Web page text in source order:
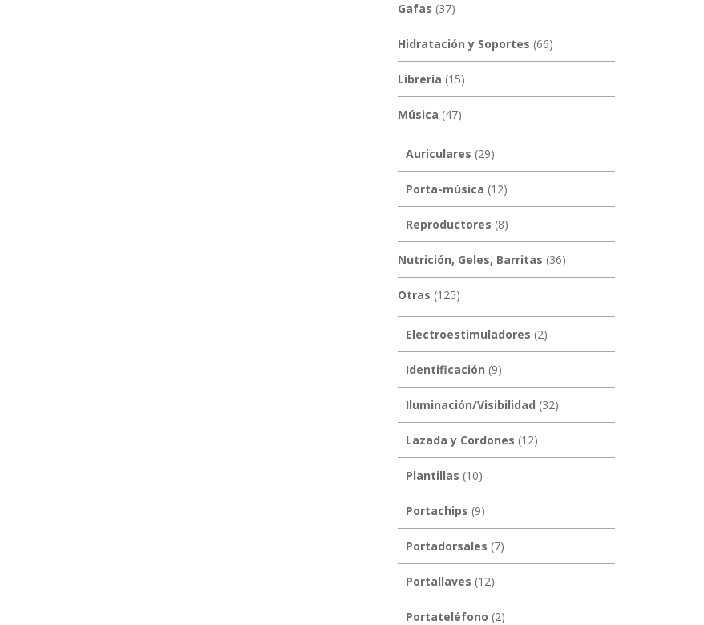
Gafas (37)
Hidratación y Soportes (66)
Librería (15)
Música (47)
Auriculares (29)
Porta-música (12)
Reproductores (8)
Nutrición, Geles, Barritas (36)
Otras (125)
Electroestimuladores (2)
Identificación (9)
Iluminación/Visibilidad (32)
Lazada y Cordones (12)
Plantillas (10)
Portachips (9)
Portadorsales (7)
Portallaves (12)
Portateléfono (2)